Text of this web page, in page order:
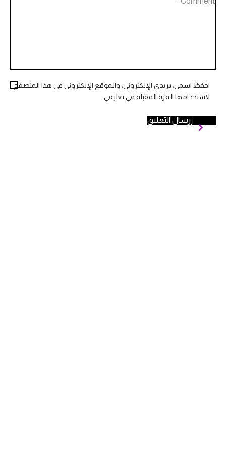
احفظ اسمي، بريدي الإلكتروني، والموقع الإلكتروني في هذا المتصفح
لاستخدامها المرة المقبلة في تعليقي.